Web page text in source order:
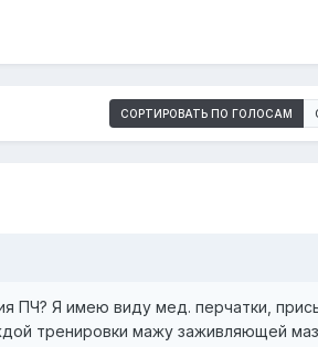
СОРТИРОВАТЬ ПО ГОЛОСАМ
ПЧ? Я имею виду мед. перчатки,
тренировки мажу заживляющей